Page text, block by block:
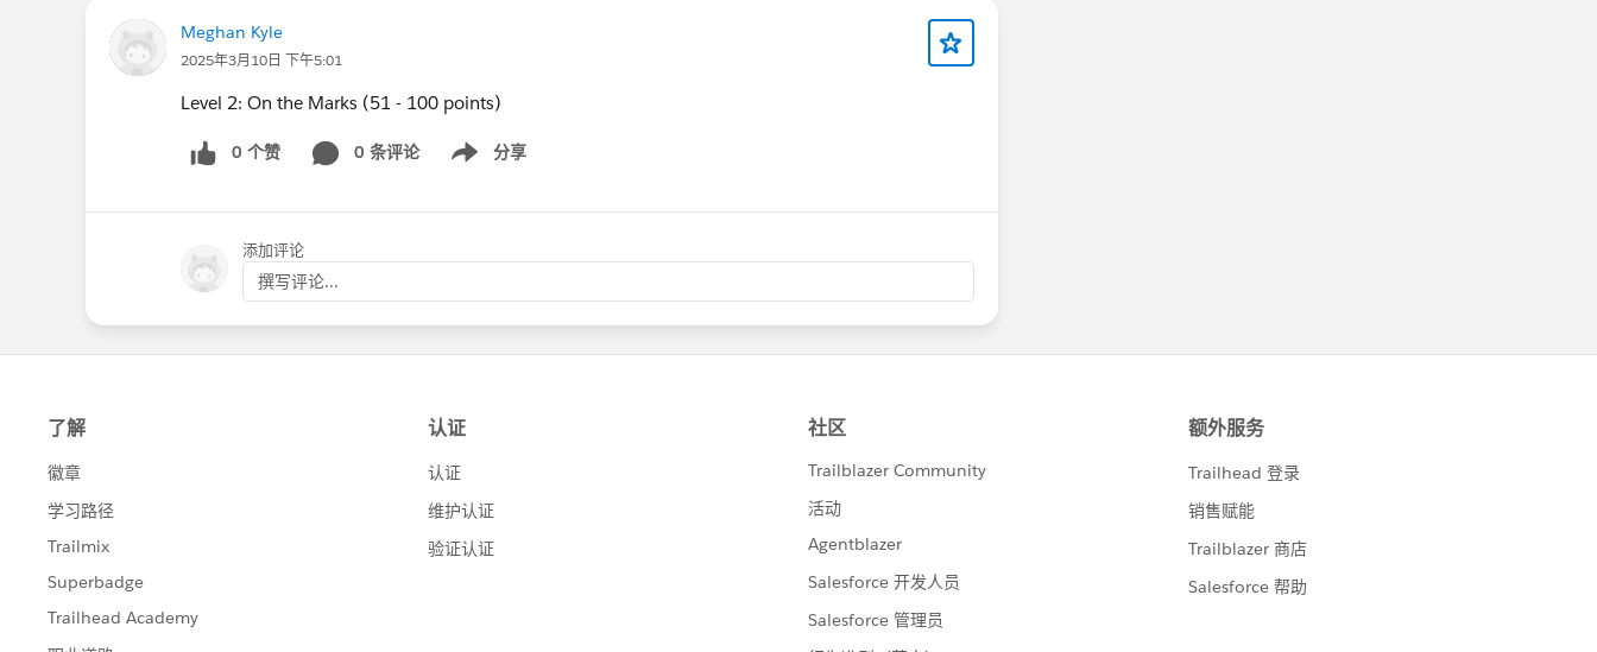
Meghan Kyle
2025年3月10日 下午5:01
Level 2: On the Marks (51 - 100 points)
0 个赞 0 条评论 分享
Show menu
添加评论
撰写评论...